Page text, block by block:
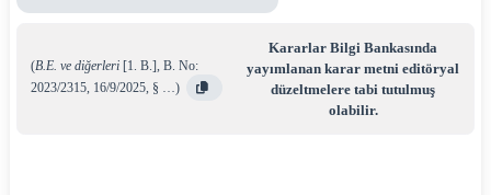
(B.E. ve diğerleri [1. B.], B. No:
2023/2315, 16/9/2025, § …)
Kararlar Bilgi Bankasında
yayımlanan karar metni editöryal
düzeltmelere tabi tutulmuş
olabilir.